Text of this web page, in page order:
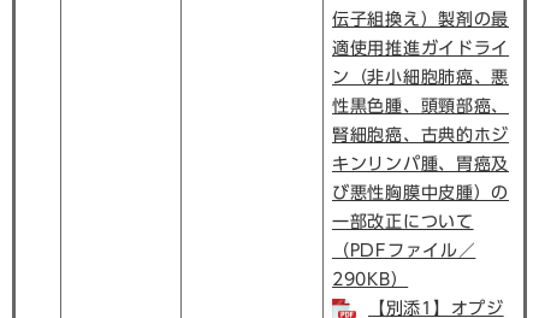
伝子組換え）製剤の最
適使用推進ガイドライ
ン（非小細胞肺癌、悪
性黒色腫、頭頸部癌、
腎細胞癌、古典的ホジ
キンリンパ腫、胃癌及
び悪性胸膜中皮腫）の
一部改正について
（PDFファイル／
290KB）
【別添1】オプジ